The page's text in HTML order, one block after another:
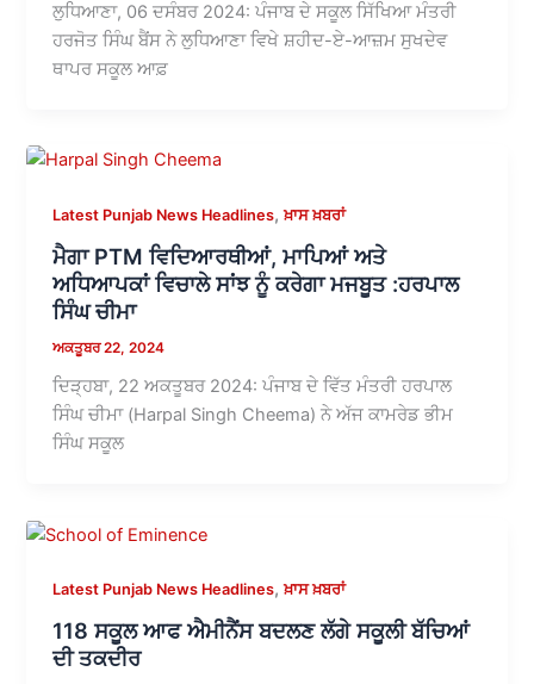
ਲੁਧਿਆਣਾ, 06 ਦਸੰਬਰ 2024: ਪੰਜਾਬ ਦੇ ਸਕੂਲ ਸਿੱਖਿਆ ਮੰਤਰੀ
ਹਰਜੋਤ ਸਿੰਘ ਬੈਂਸ ਨੇ ਲੁਧਿਆਣਾ ਵਿਖੇ ਸ਼ਹੀਦ-ਏ-ਆਜ਼ਮ ਸੁਖਦੇਵ
ਥਾਪਰ ਸਕੂਲ ਆਫ਼
Latest Punjab News Headlines,ਖ਼ਾਸ ਖ਼ਬਰਾਂ
ਮੈਗਾ PTM ਵਿਦਿਆਰਥੀਆਂ, ਮਾਪਿਆਂ ਅਤੇ
ਅਧਿਆਪਕਾਂ ਵਿਚਾਲੇ ਸਾਂਝ ਨੂੰ ਕਰੇਗਾ ਮਜਬੂਤ :ਹਰਪਾਲ
ਸਿੰਘ ਚੀਮਾ
ਅਕਤੂਬਰ 22, 2024
ਦਿੜ੍ਹਬਾ, 22 ਅਕਤੂਬਰ 2024: ਪੰਜਾਬ ਦੇ ਵਿੱਤ ਮੰਤਰੀ ਹਰਪਾਲ
ਸਿੰਘ ਚੀਮਾ (Harpal Singh Cheema) ਨੇ ਅੱਜ ਕਾਮਰੇਡ ਭੀਮ
ਸਿੰਘ ਸਕੂਲ
Latest Punjab News Headlines,ਖ਼ਾਸ ਖ਼ਬਰਾਂ
118 ਸਕੂਲ ਆਫ ਐਮੀਨੈਂਸ ਬਦਲਣ ਲੱਗੇ ਸਕੂਲੀ ਬੱਚਿਆਂ
ਦੀ ਤਕਦੀਰ